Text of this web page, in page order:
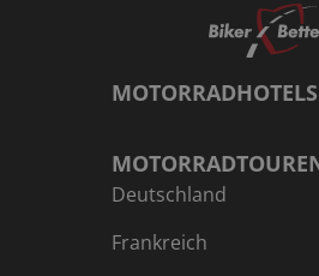
MOTORRADHOTELS
Deutschland
Frankreich